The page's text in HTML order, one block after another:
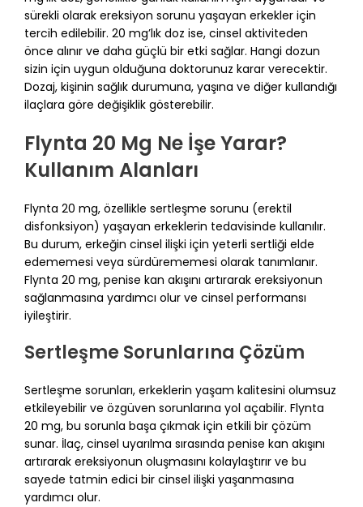
sürekli olarak ereksiyon sorunu yaşayan erkekler için
tercih edilebilir. 20 mg’lık doz ise, cinsel aktiviteden
önce alınır ve daha güçlü bir etki sağlar. Hangi dozun
sizin için uygun olduğuna doktorunuz karar verecektir.
Dozaj, kişinin sağlık durumuna, yaşına ve diğer kullandığı
ilaçlara göre değişiklik gösterebilir.
Flynta 20 Mg Ne İşe Yarar?
Kullanım Alanları
Flynta 20 mg, özellikle sertleşme sorunu (erektil
disfonksiyon) yaşayan erkeklerin tedavisinde kullanılır.
Bu durum, erkeğin cinsel ilişki için yeterli sertliği elde
edememesi veya sürdürememesi olarak tanımlanır.
Flynta 20 mg, penise kan akışını artırarak ereksiyonun
sağlanmasına yardımcı olur ve cinsel performansı
iyileştirir.
Sertleşme Sorunlarına Çözüm
Sertleşme sorunları, erkeklerin yaşam kalitesini olumsuz
etkileyebilir ve özgüven sorunlarına yol açabilir. Flynta
20 mg, bu sorunla başa çıkmak için etkili bir çözüm
sunar. İlaç, cinsel uyarılma sırasında penise kan akışını
artırarak ereksiyonun oluşmasını kolaylaştırır ve bu
sayede tatmin edici bir cinsel ilişki yaşanmasına
yardımcı olur.